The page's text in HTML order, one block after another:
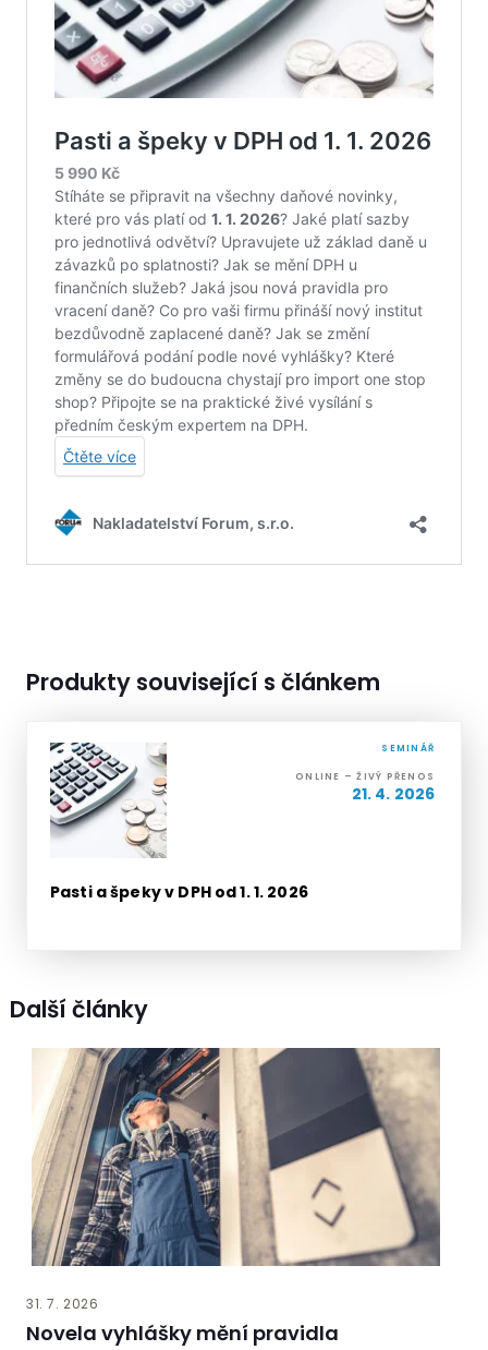
Produkty související s článkem
SEMINÁŘ
ONLINE – ŽIVÝ PŘENOS
21. 4. 2026
Pasti a špeky v DPH od 1. 1. 2026
Další články
31. 7. 2026
Novela vyhlášky mění pravidla